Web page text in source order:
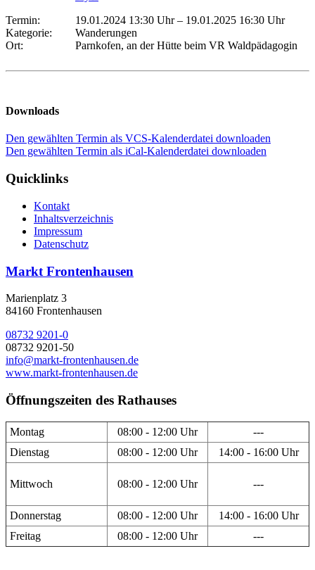
Termin:
19.01.2024 13:30 Uhr– 19.01.2025 16:30 Uhr
Kategorie:
Wanderungen
Ort:
Parnkofen, an der Hütte beim VR Waldpädagogin
Downloads
Den gewählten Termin als VCS-Kalenderdatei downloaden
Den gewählten Termin als iCal-Kalenderdatei downloaden
Quicklinks
Kontakt
Inhaltsverzeichnis
Impressum
Datenschutz
Markt Frontenhausen
Marienplatz 3
84160 Frontenhausen
08732 9201-0
08732 9201-50
info@markt-frontenhausen.de
www.markt-frontenhausen.de
Öffnungszeiten des Rathauses
Montag 08:00 - 12:00 Uhr
---
Dienstag
08:00 - 12:00 Uhr 14:00 - 16:00 Uhr
Mittwoch 08:00 - 12:00 Uhr ---
Donnerstag 08:00 - 12:00 Uhr
14:00 - 16:00 Uhr
Freitag
08:00 - 12:00 Uhr ---